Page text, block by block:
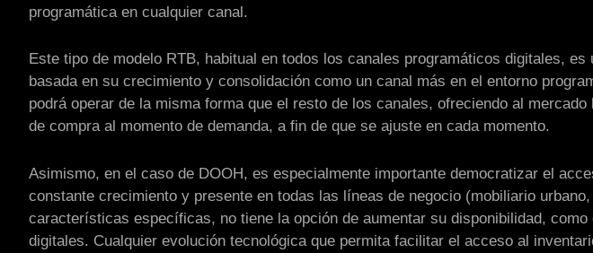
programática en cualquier canal.
Este tipo de modelo RTB, habitual en todos los canales programáticos digitales,
basada en su crecimiento y consolidación como un canal más en el entorno
podrá operar de la misma forma que el resto de los canales, ofreciendo al
de compra al momento de demanda, a fin de que se ajuste en cada momento.
Asimismo, en el caso de DOOH, es especialmente importante democratizar el
constante crecimiento y presente en todas las líneas de negocio (mobiliario
características específicas, no tiene la opción de aumentar su disponibilidad,
digitales. Cualquier evolución tecnológica que permita facilitar el acceso al